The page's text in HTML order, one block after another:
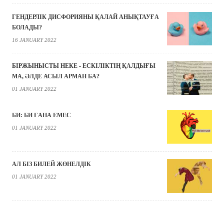
ГЕНДЕРЛІК ДИСФОРИЯНЫ ҚАЛАЙ АНЫҚТАУҒА
БОЛАДЫ?
16 JANUARY 2022
БІРЖЫНЫСТЫ НЕКЕ - ЕСКІЛІКТІҢ ҚАЛДЫҒЫ
МА, ӘЛДЕ АСЫЛ АРМАН БА?
01 JANUARY 2022
БИ: БИ ҒАНА ЕМЕС
01 JANUARY 2022
АЛ БІЗ БИЛЕЙ ЖӨНЕЛДІК
01 JANUARY 2022